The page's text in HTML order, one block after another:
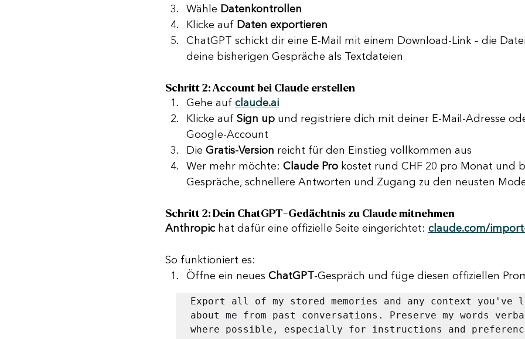
Wähle Datenkontrollen
Klicke auf Daten exportieren
ChatGPT schickt dir eine E-Mail mit einem Download-Link – die
deine bisherigen Gespräche als Textdateien
Schritt 2: Account bei Claude erstellen
Gehe auf claude.ai
Klicke auf Sign up und registriere dich mit deiner E-Mail-Adresse
Google-Account
Die Gratis-Version reicht für den Einstieg vollkommen aus
Wer mehr möchte: Claude Pro kostet rund CHF 20 pro Monat und
Gespräche, schnellere Antworten und Zugang zu den neusten
Schritt 2: Dein ChatGPT-Gedächtnis zu Claude mitnehmen
Anthropic hat dafür eine offizielle Seite eingerichtet: claude.com/
So funktioniert es:
Öffne ein neues ChatGPT -Gespräch und füge diesen offiziellen
Export all of my stored memories and any context you've
about me from past conversations. Preserve my words
where possible, especially for instructions and